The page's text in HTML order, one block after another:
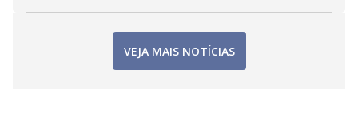
VEJA MAIS NOTÍCIAS